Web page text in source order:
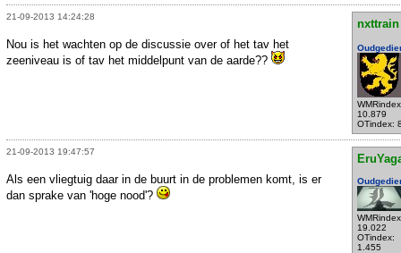
21-09-2013 14:24:28
nxttrain
10.879
OTindex:
Nou is het wachten op de discussie over of het tav het
zeeniveau is of tav het middelpunt van de aarde??
21-09-2013 19:47:57
19.022
OTindex:
1.455
Als een vliegtuig daar in de buurt in de problemen komt, is er
dan sprake van 'hoge nood'?